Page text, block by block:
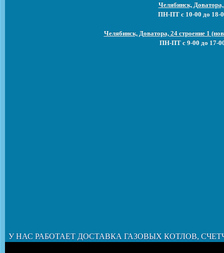
Челябинск,
ПН-ПТ с 10-00 до 18-
Челябинск, Доватора, 24 строение 1
ПН-ПТ с 9-00 до 17-
У НАС РАБОТАЕТ ДОСТАВКА ГАЗОВЫХ КОТЛОВ,